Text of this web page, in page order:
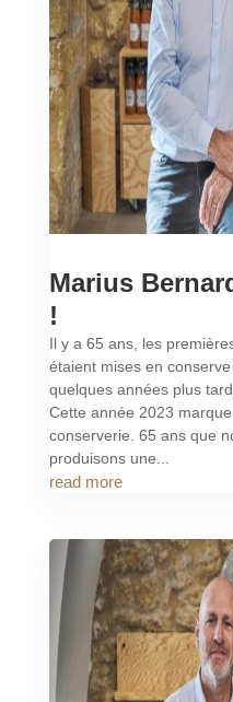
Marius
!
Il y a 65 ans, les
étaient mises en
quelques années plus
Cette année 2023
conserverie. 65 ans que
produisons une...
read more